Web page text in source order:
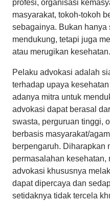
profesi, organisasi
masyarakat, tokoh-tokoh
sebagainya. Bukan hanya
mendukung, tetapi juga
atau merugikan kesehatan.
Pelaku advokasi adalah
terhadap upaya
adanya mitra untuk
advokasi dapat berasal
swasta, perguruan tinggi,
berbasis masyarakat/
berpengaruh. Diharapkan
permasalahan kesehatan,
advokasi khususnya
dapat dipercaya dan
setidaknya tidak tercela